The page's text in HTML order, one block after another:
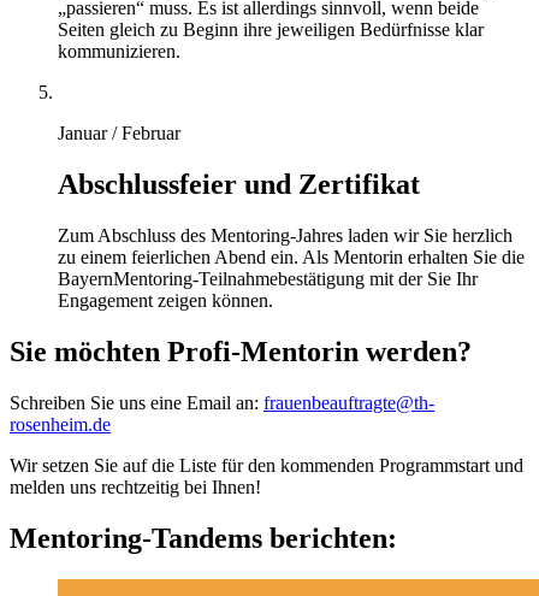
„passieren“ muss. Es ist allerdings sinnvoll, wenn beide
Seiten gleich zu Beginn ihre jeweiligen Bedürfnisse klar
kommunizieren.
Januar / Februar
Abschlussfeier und Zertifikat
Zum Abschluss des Mentoring-Jahres laden wir Sie herzlich
zu einem feierlichen Abend ein. Als Mentorin erhalten Sie die
BayernMentoring-Teilnahmebestätigung mit der Sie Ihr
Engagement zeigen können.
Sie möchten Profi-Mentorin werden?
Schreiben Sie uns eine Email an: frauenbeauftragte@th-
rosenheim.de
Wir setzen Sie auf die Liste für den kommenden Programmstart und
melden uns rechtzeitig bei Ihnen!
Mentoring-Tandems berichten: